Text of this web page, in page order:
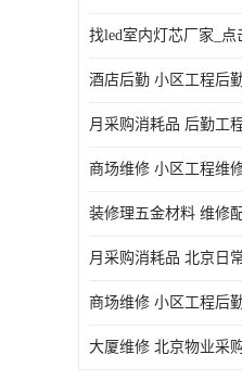
酒店后勤 小区工程后
月采购消耗品 后勤工
商场维修 小区工程维
装修理五金材料 维修
月采购消耗品 北京日
商场维修 小区工程后
大厦维修 北京物业采